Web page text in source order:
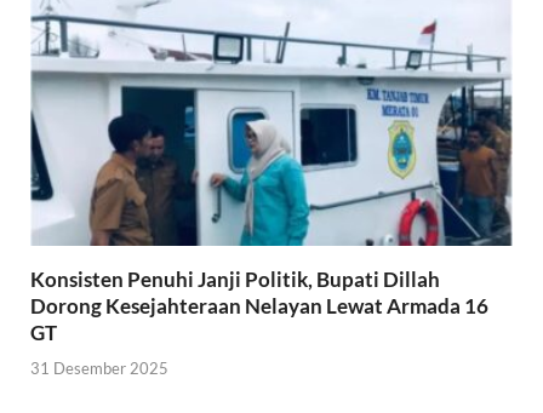
Konsisten Penuhi Janji Politik, Bupati Dillah
Dorong Kesejahteraan Nelayan Lewat Armada 16
GT
31 Desember 2025